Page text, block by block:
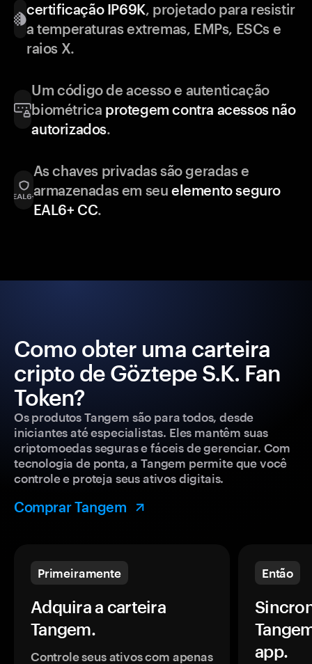
certificação IP69K, projetado para resistir
a temperaturas extremas, EMPs, ESCs e
raios X.
Um código de acesso e autenticação
biométrica protegem contra acessos não
autorizados.
As chaves privadas são geradas e
armazenadas em seu elemento seguro
EAL6+ CC.
Como obter uma carteira
cripto de Göztepe S.K. Fan
Token?
Os produtos Tangem são para todos, desde
iniciantes até especialistas. Eles mantêm suas
criptomoedas seguras e fáceis de gerenciar. Com
tecnologia de ponta, a Tangem permite que você
controle e proteja seus ativos digitais.
Comprar Tangem
Primeiramente
Adquira a carteira
Tangem.
Controle seus ativos com apenas
Então
app.